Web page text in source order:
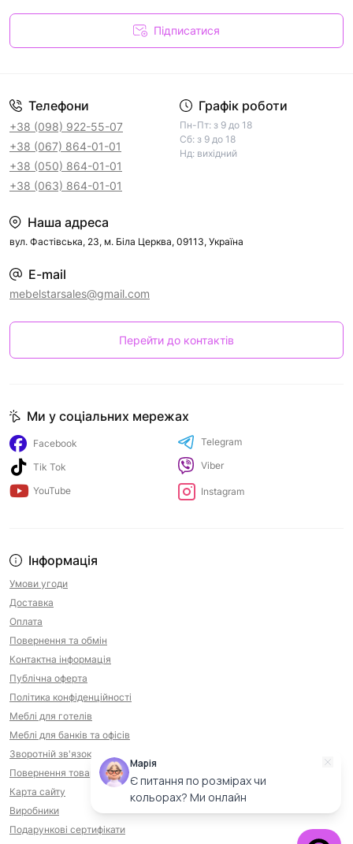
Підписатися
Телефони
+38 (098) 922-55-07
+38 (067) 864-01-01
+38 (050) 864-01-01
+38 (063) 864-01-01
Графік роботи
Пн-Пт: з 9 до 18
Сб: з 9 до 18
Нд: вихідний
Наша адреса
вул. Фастівська, 23, м. Біла Церква, 09113, Україна
E-mail
mebelstarsales@gmail.com
Перейти до контактів
Інформація
Умови угоди
Доставка
Оплата
Повернення та обмін
Контактна інформація
Публічна оферта
Політика конфіденційності
Меблі для готелів
Меблі для банків та офісів
Зворотній зв'язок
Повернення товару
Карта сайту
Виробники
Подарункові сертифікати
Ми у соціальних мережах
Facebook
Tik Tok
YouTube
Telegram
Viber
Instagram
Марія
Є питання по розмірах чи
кольорах? Ми онлайн